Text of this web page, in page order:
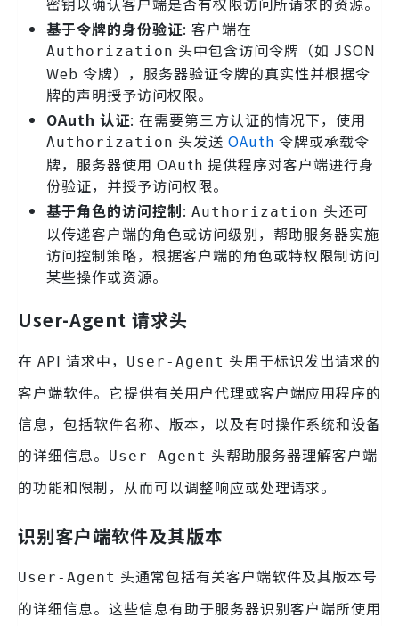
基于令牌的身份验证: 客户端在
Authorization 头中包含访问令牌（如 JSON
Web 令牌），服务器验证令牌的真实性并根据令
牌的声明授予访问权限。
OAuth 认证: 在需要第三方认证的情况下，使用
Authorization 头发送 OAuth 令牌或承载令
牌，服务器使用 OAuth 提供程序对客户端进行身
份验证，并授予访问权限。
基于角色的访问控制: Authorization 头还可
以传递客户端的角色或访问级别，帮助服务器实施
访问控制策略，根据客户端的角色或特权限制访问
某些操作或资源。
User-Agent 请求头
在 API 请求中， User-Agent 头用于标识发出请求的
客户端软件。它提供有关用户代理或客户端应用程序的
信息，包括软件名称、版本，以及有时操作系统和设备
的详细信息。
User-Agent 头帮助服务器理解客户端
的功能和限制，从而可以调整响应或处理请求。
识别客户端软件及其版本
User-Agent 头通常包括有关客户端软件及其版本号
的详细信息。这些信息有助于服务器识别客户端所使用